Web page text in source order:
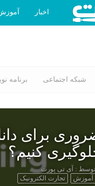
اخبار
شبکه اجتماعی برنامه
برای
کنیم؟
: آی تی پورت
آموزش
تجارت الکترونیک